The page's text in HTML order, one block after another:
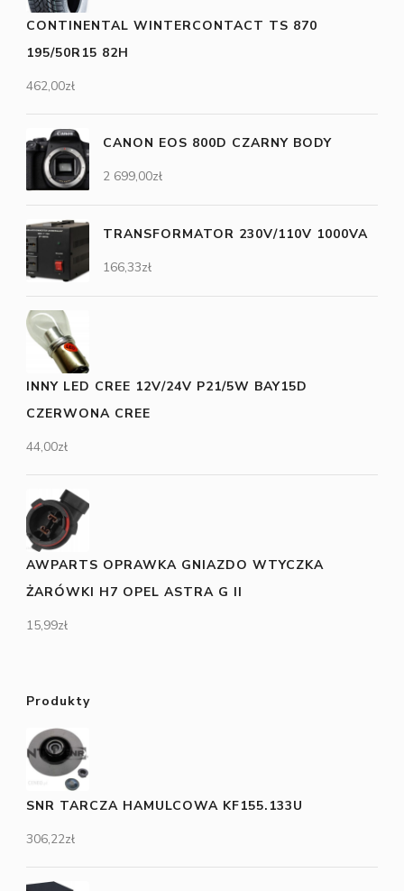
CONTINENTAL WINTERCONTACT TS 870
195/50R15 82H
462,00zł
CANON EOS 800D CZARNY BODY
2 699,00zł
TRANSFORMATOR 230V/110V 1000VA
166,33zł
INNY LED CREE 12V/24V P21/5W BAY15D
CZERWONA CREE
44,00zł
AWPARTS OPRAWKA GNIAZDO WTYCZKA
ŻARÓWKI H7 OPEL ASTRA G II
15,99zł
Produkty
SNR TARCZA HAMULCOWA KF155.133U
306,22zł